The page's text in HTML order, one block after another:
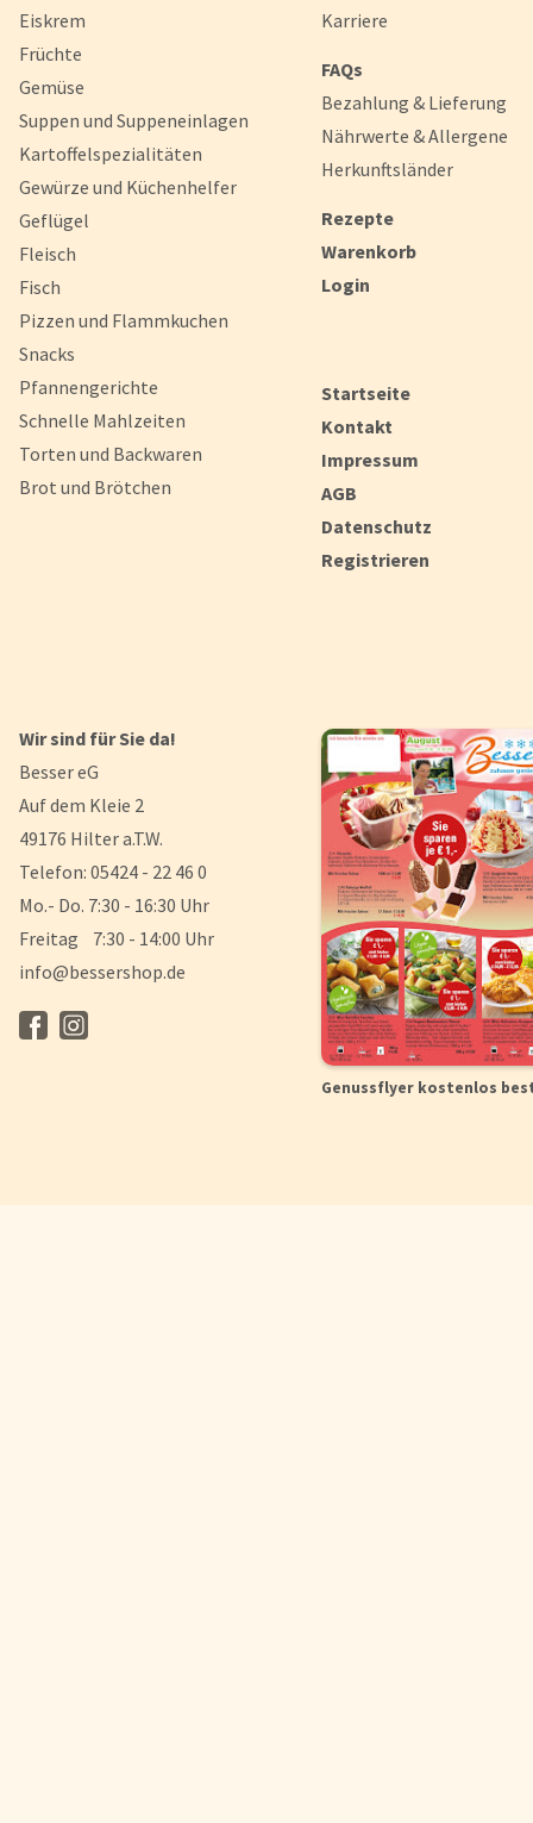
Eiskrem
Früchte
Gemüse
Suppen und Suppeneinlagen
Kartoffelspezialitäten
Gewürze und Küchenhelfer
Geflügel
Fleisch
Fisch
Pizzen und Flammkuchen
Snacks
Pfannengerichte
Schnelle Mahlzeiten
Torten und Backwaren
Brot und Brötchen
Karriere
FAQs
Bezahlung & Lieferung
Nährwerte & Allergene
Herkunftsländer
Rezepte
Warenkorb
Login
Startseite
Kontakt
Impressum
AGB
Datenschutz
Registrieren
Wir sind für Sie da!
Besser eG
Auf dem Kleie 2
49176 Hilter a.T.W.
Telefon: 05424 - 22 46 0
Mo.- Do. 7:30 - 16:30 Uhr
Freitag 7:30 - 14:00 Uhr
info@bessershop.de
Genussflyer kostenlos